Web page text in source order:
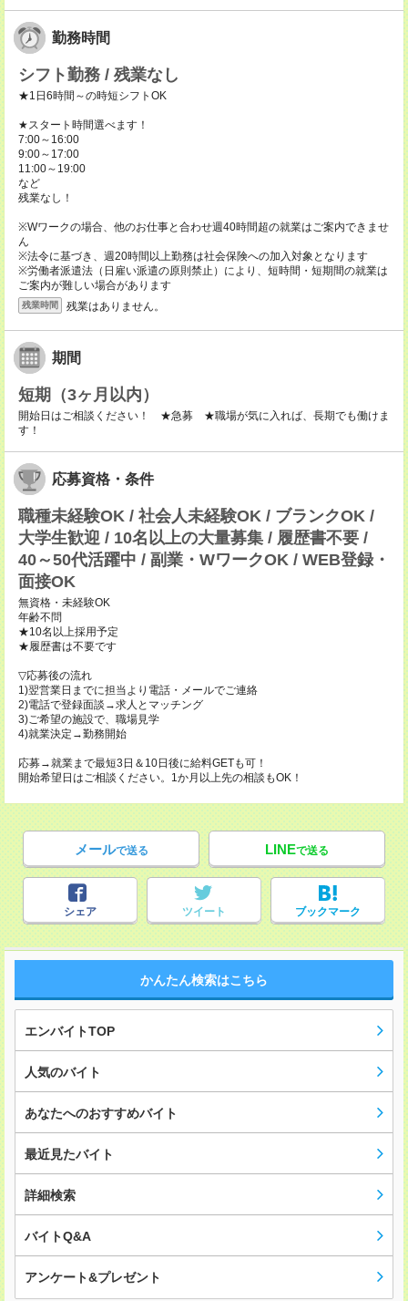
勤務時間
シフト勤務 / 残業なし
★1日6時間～の時短シフトOK
★スタート時間選べます！
7:00～16:00
9:00～17:00
11:00～19:00
など
残業なし！
※Wワークの場合、他のお仕事と合わせ週40時間超の就業はご案内できませ
ん
※法令に基づき、週20時間以上勤務は社会保険への加入対象となります
※労働者派遣法（日雇い派遣の原則禁止）により、短時間・短期間の就業は
ご案内が難しい場合があります
残業時間 残業はありません。
期間
短期（3ヶ月以内）
開始日はご相談ください！ ★急募 ★職場が気に入れば、長期でも働けま
す！
応募資格・条件
職種未経験OK / 社会人未経験OK / ブランクOK /
大学生歓迎 / 10名以上の大量募集 / 履歴書不要 /
40～50代活躍中 / 副業・WワークOK / WEB登録・
面接OK
無資格・未経験OK
年齢不問
★10名以上採用予定
★履歴書は不要です
▽応募後の流れ
1)翌営業日までに担当より電話・メールでご連絡
2)電話で登録面談→求人とマッチング
3)ご希望の施設で、職場見学
4)就業決定→勤務開始
応募→就業まで最短3日＆10日後に給料GETも可！
開始希望日はご相談ください。1か月以上先の相談もOK！
メールで送る LINEで送る
シェア ツイート ブックマーク
かんたん検索はこちら
エンバイトTOP
人気のバイト
あなたへのおすすめバイト
最近見たバイト
詳細検索
バイトQ&A
アンケート&プレゼント